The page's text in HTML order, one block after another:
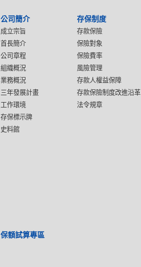
公司簡介
成立宗旨
首長簡介
公司章程
組織概況
業務概況
三年發展計畫
工作環境
存保標示牌
史料館
存保制度
存款保險
保險對象
保險費率
風險管理
存款人權益保障
存款保險制度改進沿革
法令規章
保額試算專區